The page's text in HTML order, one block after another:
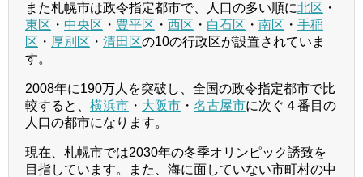
また札幌市は政令指定都市で、人口の多い順に北区 ・
東区 ・ 中央区 ・ 豊平区 ・ 西区 ・ 白石区 ・ 南区 ・ 手稲
区 ・ 厚別区 ・ 清田区の10の行政区が設置されていま
す。
2008年に190万人を突破し、全国の政令指定都市で比
較すると、 横浜市 ・ 大阪市 ・ 名古屋市に次ぐ４番目の
人口の都市になります。
現在、札幌市では2030年の冬季オリンピック誘致を
目指しています。また、海に面していない市町村の中